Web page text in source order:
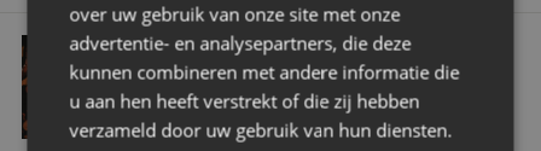
ALGEMEEN
NAC VOEGT MULTIFUNCTIONELE
MIDDENVELDER VAN HECKE TOE AAN
SELECTIE
NAC voegt multifunctionele middenvelder Van Hecke toe aan selectie
over uw gebruik van onze site met onze
advertentie- en analysepartners, die deze
kunnen combineren met andere informatie die
u aan hen heeft verstrekt of die zij hebben
verzameld door uw gebruik van hun diensten.